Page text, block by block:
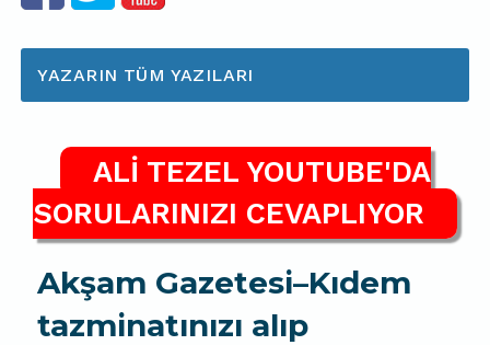
YAZARIN TÜM YAZILARI
ALİ TEZEL YOUTUBE'DA
SORULARINIZI CEVAPLIYOR
Akşam Gazetesi–Kıdem
tazminatınızı alıp